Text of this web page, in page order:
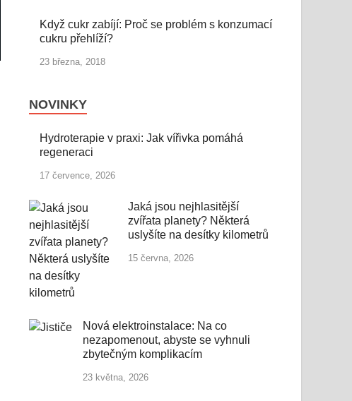
Když cukr zabíjí: Proč se problém s konzumací
cukru přehlíží?
23 března, 2018
NOVINKY
Hydroterapie v praxi: Jak vířivka pomáhá
regeneraci
17 července, 2026
Jaká jsou nejhlasitější
zvířata planety? Některá
uslyšíte na desítky kilometrů
15 června, 2026
Nová elektroinstalace: Na co
nezapomenout, abyste se vyhnuli
zbytečným komplikacím
23 května, 2026